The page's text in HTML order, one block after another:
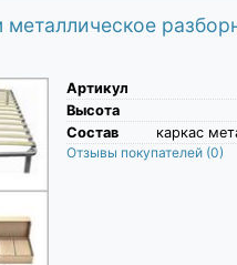
Артикул
Высота
Состав
каркас
Отзывы покупателей (0)